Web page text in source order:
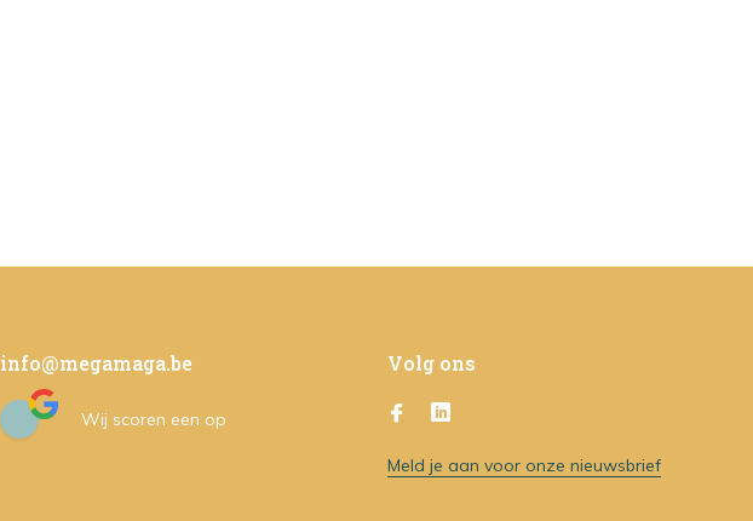
info@megamaga.be
Wij scoren een op
Volg ons
Meld je aan voor onze nieuwsbrief